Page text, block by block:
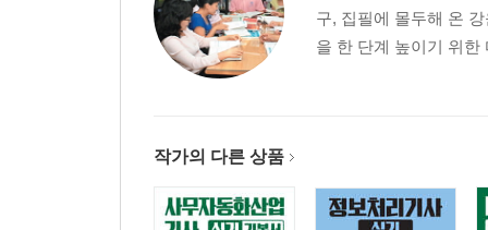
구, 집필에 몰두해 온
을 한 단계 높이기 위한
작가의 다른 상품